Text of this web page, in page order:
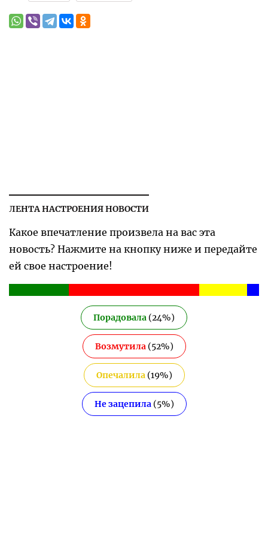
ЛЕНТА НАСТРОЕНИЯ НОВОСТИ
Какое впечатление произвела на вас эта
новость? Нажмите на кнопку ниже и передайте
ей свое настроение!
Порадовала (24%)
Возмутила(52%)
Опечалила(19%)
Не зацепила(5%)